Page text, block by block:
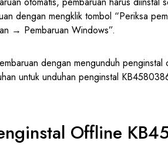
dengan mengklik tombol “Periksa
→ Pembaruan Windows”.
dengan mengunduh
untuk unduhan penginstal
Offline